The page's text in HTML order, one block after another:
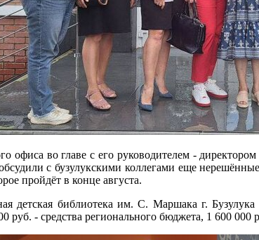
офиса во главе с его руководителем -
с бузулукскими коллегами еще
пройдёт в конце августа.
детская библиотека им. С. Маршака г.
руб. - средства регионального бюджета, 1 600